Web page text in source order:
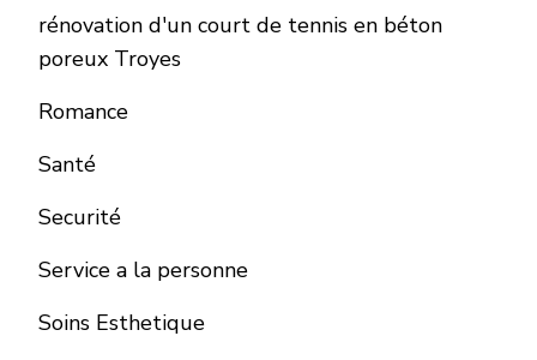
rénovation d'un court de tennis en béton
poreux Troyes
Romance
Santé
Securité
Service a la personne
Soins Esthetique